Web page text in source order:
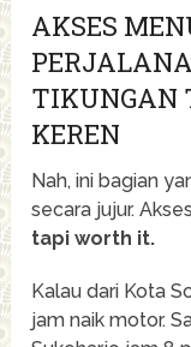
AKSES
TIKUNGAN
KEREN
Nah, ini bagian
secara jujur.
tapi worth it.
Kalau dari Kota
jam naik motor.